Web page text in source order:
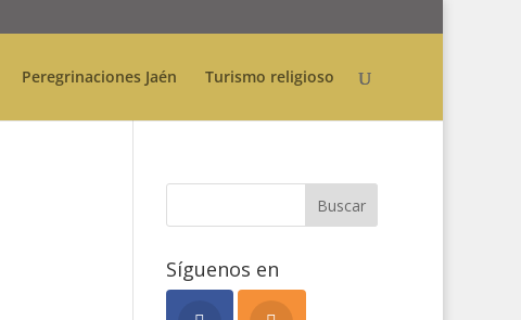
Peregrinaciones Jaén Turismo religioso
Síguenos en